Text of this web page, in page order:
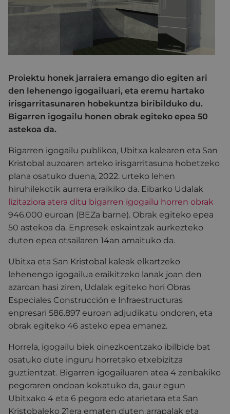
Proiektu honek jarraiera emango dio egiten ari
den lehenengo igogailuari, eta eremu hartako
irisgarritasunaren hobekuntza biribilduko du.
Bigarren igogailu honen obrak egiteko epea 50
astekoa da.
Bigarren igogailu publikoa, Ubitxa kalearen eta San
Kristobal auzoaren arteko irisgarritasuna hobetzeko
plana osatuko duena, 2022. urteko lehen
hiruhilekotik aurrera eraikiko da. Eibarko Udalak
lizitaziora atera ditu bigarren igogailu horren obrak
946.000 euroan (BEZa barne). Obrak egiteko epea
50 astekoa da. Enpresek eskaintzak aurkezteko
duten epea otsailaren 14an amaituko da.
Ubitxa eta San Kristobal kaleak elkartzeko
lehenengo igogailua eraikitzeko lanak joan den
azaroan hasi ziren, Udalak egiteko hori Obras
Especiales Construcción e Infraestructuras
enpresari 586.897 euroan adjudikatu ondoren, eta
obrak egiteko 46 asteko epea emanez.
Horrela, igogailu biek oinezkoentzako ibilbide bat
osatuko dute inguru horretako etxebizitza
guztientzat. Bigarren igogailuaren atea 4 zenbakiko
pegoraren ondoan kokatuko da, gaur egun
Ubitxako 4 eta 6 pegora edo atarietara eta San
Kristobaleko 21era ematen duten arrapalak eta